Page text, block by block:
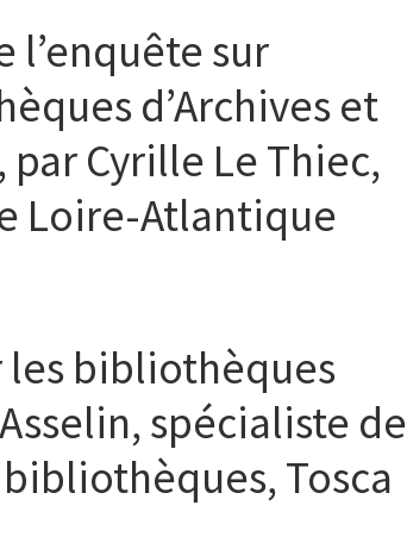
l’enquête sur
d’Archives et
Cyrille Le Thiec,
Loire-Atlantique
les bibliothèques
spécialiste de
Tosca